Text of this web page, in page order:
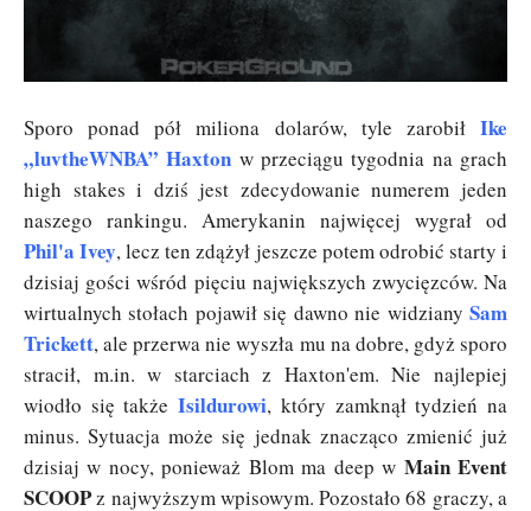
Sporo ponad pół miliona dolarów, tyle zarobił Ike
„luvtheWNBA” Haxton w przeciągu tygodnia na grach
high stakes i dziś jest zdecydowanie numerem jeden
naszego rankingu. Amerykanin najwięcej wygrał od
Phil'a Ivey, lecz ten zdążył jeszcze potem odrobić starty i
dzisiaj gości wśród pięciu największych zwycięzców. Na
wirtualnych stołach pojawił się dawno nie widziany Sam
Trickett, ale przerwa nie wyszła mu na dobre, gdyż sporo
stracił, m.in. w starciach z Haxton'em. Nie najlepiej
wiodło się takżeIsildurowi, który zamknął tydzień na
minus. Sytuacja może się jednak znacząco zmienić już
dzisiaj w nocy, ponieważ Blom ma deep w Main Event
SCOOPz najwyższym wpisowym. Pozostało 68 graczy, a